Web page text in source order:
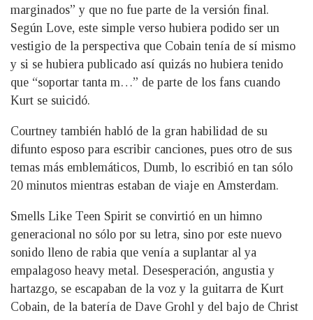
marginados” y que no fue parte de la versión final.
Según Love, este simple verso hubiera podido ser un
vestigio de la perspectiva que Cobain tenía de sí mismo
y si se hubiera publicado así quizás no hubiera tenido
que “soportar tanta m…” de parte de los fans cuando
Kurt se suicidó.
Courtney también habló de la gran habilidad de su
difunto esposo para escribir canciones, pues otro de sus
temas más emblemáticos, Dumb, lo escribió en tan sólo
20 minutos mientras estaban de viaje en Amsterdam.
Smells Like Teen Spirit se convirtió en un himno
generacional no sólo por su letra, sino por este nuevo
sonido lleno de rabia que venía a suplantar al ya
empalagoso heavy metal. Desesperación, angustia y
hartazgo, se escapaban de la voz y la guitarra de Kurt
Cobain, de la batería de Dave Grohl y del bajo de Christ